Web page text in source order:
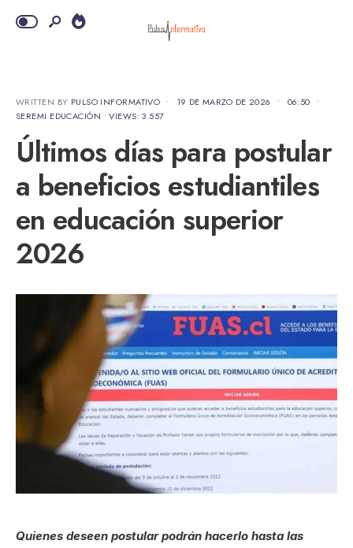
WRITTEN BY PULSO INFORMATIVO • 19 DE MARZO DE 2026 • 06:50
•
SEREMI EDUCACIÓN •VIEWS: 3.557
Últimos días para postular
a beneficios estudiantiles
en educación superior
2026
Quienes deseen postular podrán hacerlo hasta las